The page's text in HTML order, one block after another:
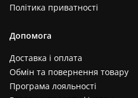
Політика приватності
Допомога
Доставка і оплата
Обмін та повернення товару
Програма лояльності